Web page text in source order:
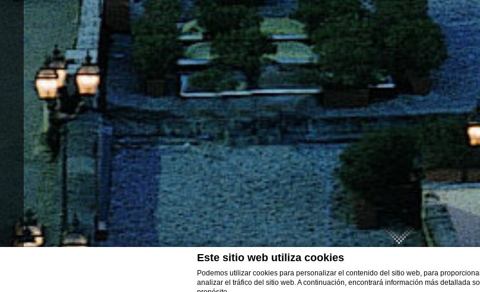
Este sitio web utiliza cookies
Podemos utilizar cookies para personalizar el contenido del sitio web, para
analizar el tráfico del sitio web. A continuación, encontrará información más detallada
GRAND HOTEL